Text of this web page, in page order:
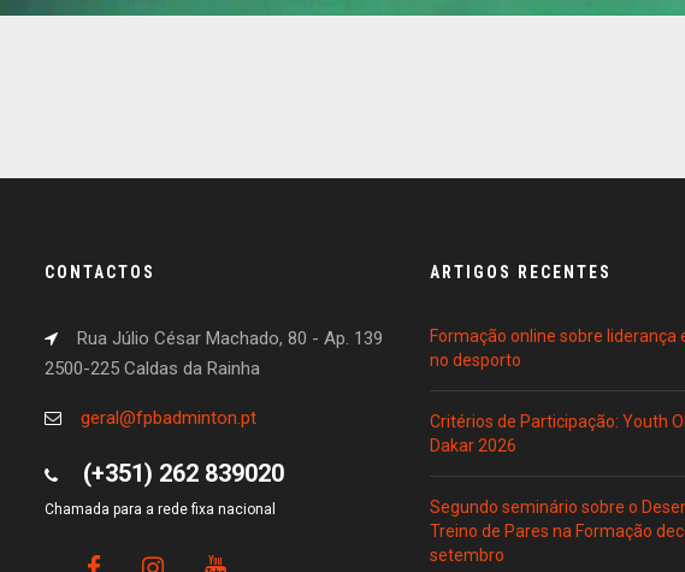
CONTACTOS
Rua Júlio César Machado, 80 - Ap. 139
2500-225 Caldas da Rainha
geral@fpbadminton.pt
(+351) 262 839020
Chamada para a rede fixa nacional
ARTIGOS RECENTES
Formação online sobre liderança
no desporto
Critérios de Participação: Youth
Dakar 2026
Segundo seminário sobre o
Treino de Pares na Formação
setembro